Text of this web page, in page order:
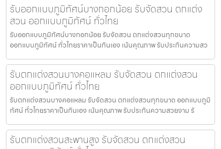
รับออกแบบภูมิทัศน์บางกอกน้อย รับจัดสวน ตกแต่ง
สวน ออกแบบภูมิทัศน์ ทั่วไทย
รับออกแบบภูมิทัศน์บางกอกน้อย รับจัดสวน ตกแต่งสวนทุกขนาด
ออกแบบภูมิทัศน์ ทั่วไทยราคาเป็นกันเอง เน้นคุณภาพ รับประกันความสว
รับตกแต่งสวนบางคอแหลม รับจัดสวน ตกแต่งสวน
ออกแบบภูมิทัศน์ ทั่วไทย
รับตกแต่งสวนบางคอแหลม รับจัดสวน ตกแต่งสวนทุกขนาด ออกแบบภูมิ
ทัศน์ ทั่วไทยราคาเป็นกันเอง เน้นคุณภาพ รับประกันความสวยงาม รั
รับตกแต่งสวนสะพานสูง รับจัดสวน ตกแต่งสวน